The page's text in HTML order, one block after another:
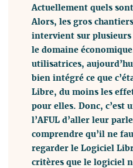
Actuellement quels
Alors, les gros
intervient sur
le domaine
utilisatrices,
bien intégré ce que
Libre, du moins les
pour elles. Donc, c’est
l’AFUL d’aller leur
comprendre qu’il ne
regarder le Logiciel
critères que le logiciel